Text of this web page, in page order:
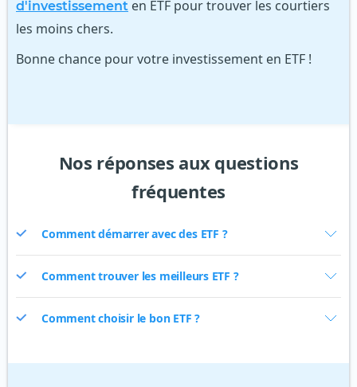
d'investissement en ETF pour trouver les courtiers
les moins chers.
Bonne chance pour votre investissement en ETF !
Nos réponses aux questions
fréquentes
Comment démarrer avec des ETF ?
Comment trouver les meilleurs ETF ?
Comment choisir le bon ETF ?